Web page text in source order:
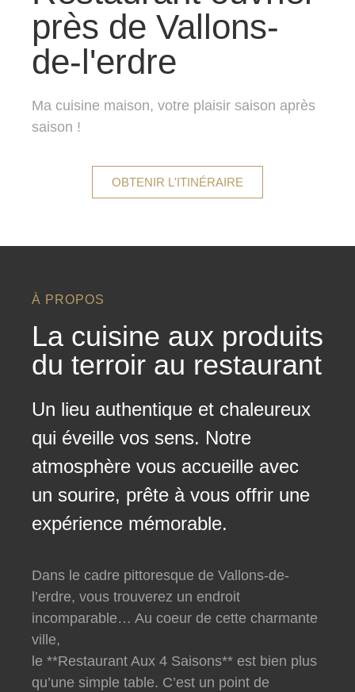
près de Vallons-
de-l'erdre
Ma cuisine maison, votre plaisir saison après
saison !
OBTENIR L'ITINÉRAIRE
À PROPOS
La cuisine aux produits
du terroir au restaurant
Un lieu authentique et chaleureux
qui éveille vos sens. Notre
atmosphère vous accueille avec
un sourire, prête à vous offrir une
expérience mémorable.
Dans le cadre pittoresque de Vallons-de-
l’erdre, vous trouverez un endroit
incomparable… Au coeur de cette charmante
ville,
le **Restaurant Aux 4 Saisons** est bien plus
qu’une simple table. C’est un point de